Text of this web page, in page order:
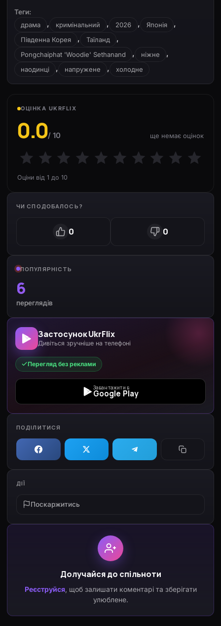
Теги:
драма
, кримінальний , 2026 , Японія ,
Південна Корея , Таїланд ,
Pongchaiphat 'Woodie' Sethanand , ніжне ,
наодинці , напружене , холодне
ОЦІНКА UKRFLIX
0.0/ 10 ще немає оцінок
Оціни від 1 до 10
ЧИ СПОДОБАЛОСЬ?
0 0
ПОПУЛЯРНІСТЬ
6
переглядів
Застосунок UkrFlix
Дивіться зручніше на телефоні
Перегляд без реклами
Завантажити в
Google Play
ПОДІЛИТИСЯ
ДІЇ
Поскаржитись
Долучайся до спільноти
Реєструйся, щоб залишати коментарі та зберігати
улюблене.